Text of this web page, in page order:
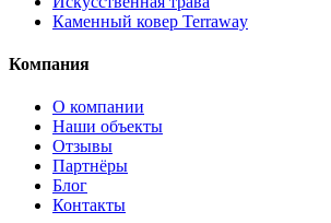
Каменный ковер Terraway
Компания
О компании
Наши объекты
Отзывы
Партнёры
Блог
Контакты